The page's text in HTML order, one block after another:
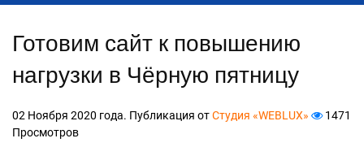
Готовим сайт к повышению
нагрузки в Чёрную пятницу
02 Ноября 2020 года. Публикация отСтудия «WEBLUX»
1471
Просмотров